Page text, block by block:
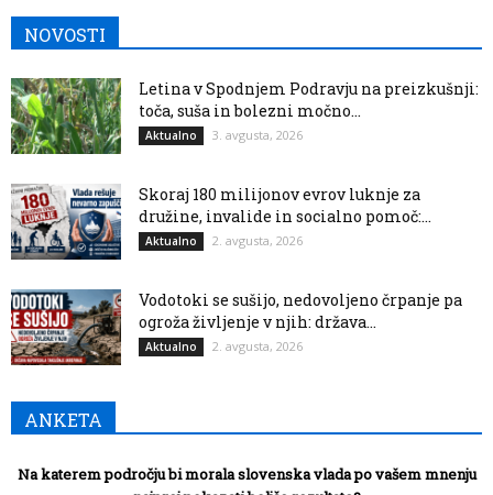
NOVOSTI
Letina v Spodnjem Podravju na preizkušnji:
toča, suša in bolezni močno...
Aktualno 3. avgusta, 2026
Skoraj 180 milijonov evrov luknje za
družine, invalide in socialno pomoč:...
Aktualno 2. avgusta, 2026
Vodotoki se sušijo, nedovoljeno črpanje pa
ogroža življenje v njih: država...
Aktualno 2. avgusta, 2026
ANKETA
Na katerem področju bi morala slovenska vlada po vašem mnenju